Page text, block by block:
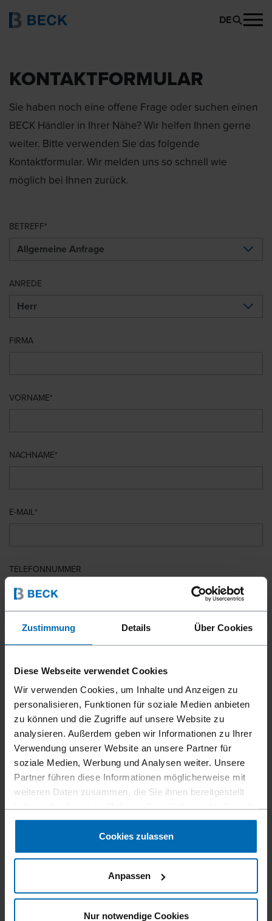
Zustimmung Details Über Cookies
Diese Webseite verwendet Cookies
Wir verwenden Cookies, um Inhalte und Anzeigen zu
personalisieren, Funktionen für soziale Medien anbieten
zu können und die Zugriffe auf unsere Website zu
analysieren. Außerdem geben wir Informationen zu Ihrer
Verwendung unserer Website an unsere Partner für
soziale Medien, Werbung und Analysen weiter. Unsere
Partner führen diese Informationen möglicherweise mit
weiteren Daten zusammen, die Sie ihnen bereitgestellt
gesammelt haben.
Cookies zulassen
Anpassen
Nur notwendige Cookies
DE
KONTAKTFORMULAR
Sie haben noch eine offene Frage oder suchen einen
BECK Händler in Ihrer Nähe? Wir helfen Ihnen gerne
weiter. Bitte verwenden Sie das folgende
Kontaktformular. Wir melden uns so schnell wie
möglich bei Ihnen zurück.
BETREFF
ANREDE
FIRMA
VORNAME
NACHNAME
E-MAIL
TELEFONNUMMER
LAND
PLZ
IHRE NACHRICHT
Datenschutzbestimmungen